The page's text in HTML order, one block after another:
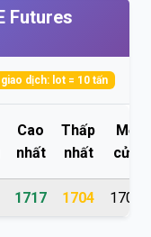
Futures
dịch: lot = 10 tấn
Cao
nhất
Thấp
nhất
Mở
cửa
1717 1704 1704